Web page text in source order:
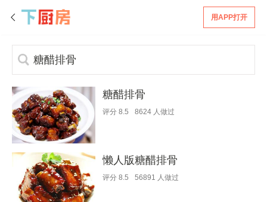
用APP打开
糖醋排骨
评分 8.5 8624 人做过
懒人版糖醋排骨
评分 8.5 56891 人做过